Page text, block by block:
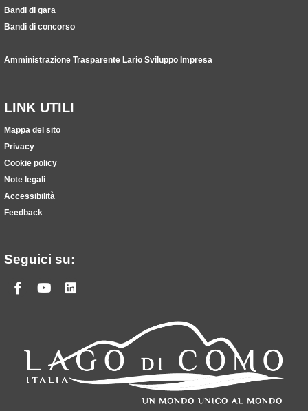
Bandi di gara
Bandi di concorso
Amministrazione Trasparente Lario Sviluppo Impresa
LINK UTILI
Mappa del sito
Privacy
Cookie policy
Note legali
Accessibilità
Feedback
Seguici su:
Facebook
Youtube